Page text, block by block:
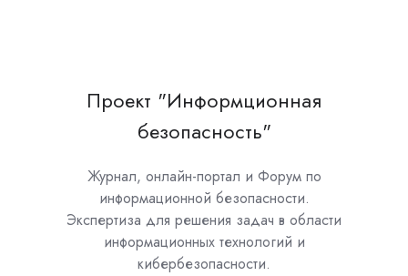
Проект "Информционная
безопасность"
Журнал, онлайн-портал и Форум по
информационной безопасности.
Экспертиза для решения задач в области
информационных технологий и
кибербезопасности.